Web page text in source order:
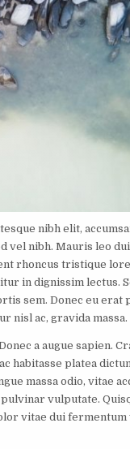
nibh elit,
vel nibh. Mauris leo
rhoncus tristique
in dignissim lectus.
sem. Donec eu erat
nisl ac, gravida massa.
a augue sapien.
habitasse platea
massa odio, vitae
vulputate.
vitae dui fermentum